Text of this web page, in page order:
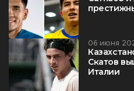
06 июня
Скатов
Италии